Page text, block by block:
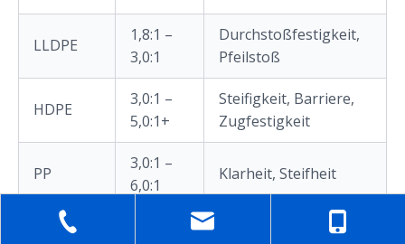
LLDPE
1,8:1 –
3,0:1
Durchstoßfestigkeit,
Pfeilstoß
HDPE
3,0:1 –
5,0:1+
Steifigkeit, Barriere,
Zugfestigkeit
PP
3,0:1 –
6,0:1
Klarheit, Steifheit
Biologisc